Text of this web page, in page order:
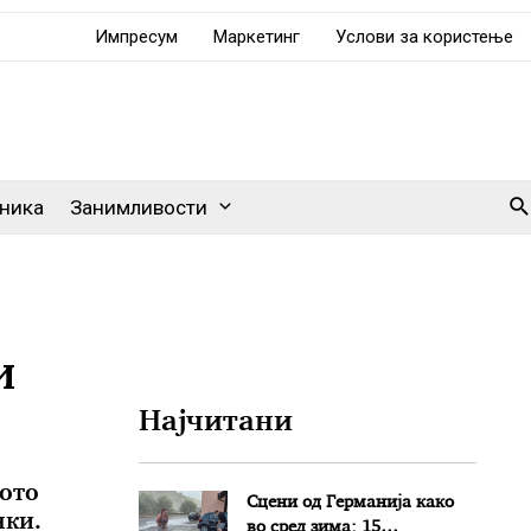
Импресум Маркетинг Услови за користење
Занимливости
Најчитани
Сцени од Германија како
во сред зима: 15